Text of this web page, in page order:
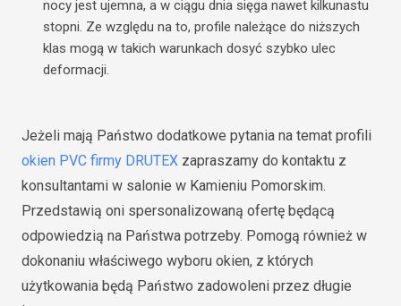
nocy jest ujemna, a w ciągu dnia sięga nawet kilkunastu
stopni. Ze względu na to, profile należące do niższych
klas mogą w takich warunkach dosyć szybko ulec
deformacji.
Jeżeli mają Państwo dodatkowe pytania na temat profili
okien PVC firmy DRUTEX zapraszamy do kontaktu z
konsultantami w salonie w Kamieniu Pomorskim.
Przedstawią oni spersonalizowaną ofertę będącą
odpowiedzią na Państwa potrzeby. Pomogą również w
dokonaniu właściwego wyboru okien, z których
użytkowania będą Państwo zadowoleni przez długie